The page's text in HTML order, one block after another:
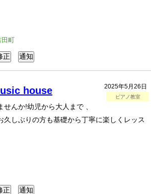
田町
2025年5月26日
ピアノ教室
house
せんか!幼児から大人まで 、
久しぶりの方も基礎から丁寧に楽しくレッス